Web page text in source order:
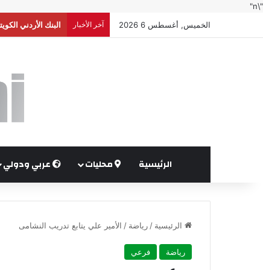
"\n"
الخميس, أغسطس 6 2026
آخر الأخبار البنك الأردني
الرئيسية محليات عربي ودولي
الرئيسية / رياضة / الأمير علي يتابع تدريب النشامى
رياضة فرعي